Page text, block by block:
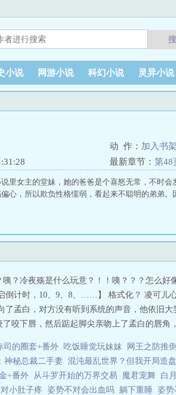
小说 网游小说 科幻小说 灵异小说
动 作： 加入书架
最新章节： 第48
里女主的堂妹，她的爸爸是个喜怒无常，不时
心，所以欺负性格懦弱，看起来不聪明的弟弟
？冷夜殇是什么玩意？！！咦？？？怎么好
倒计时，10、9、8、……】 格式化？ 凌可儿
孟白，对方没有听到系统的声音，他依旧
咬下唇，然后踮起脚尖亲吻上了孟白的唇角
司的圈套+番外 吃饭睡觉玩妹妹 网王之防推
神秘总裁二手妻 混沌最乱世界？但我开局造
+番外 从斗罗开始的万界交易 魔君宠舞 白
小肚子疼 姿势不对会出血吗 躺下重睡 姿势